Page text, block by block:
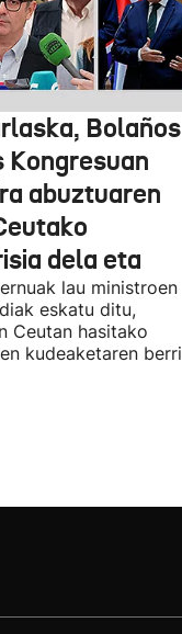
Bolaños
abuztuaren
dela eta
lau ministroen
eskatu ditu,
Ceutan hasitako
kudeaketaren berri